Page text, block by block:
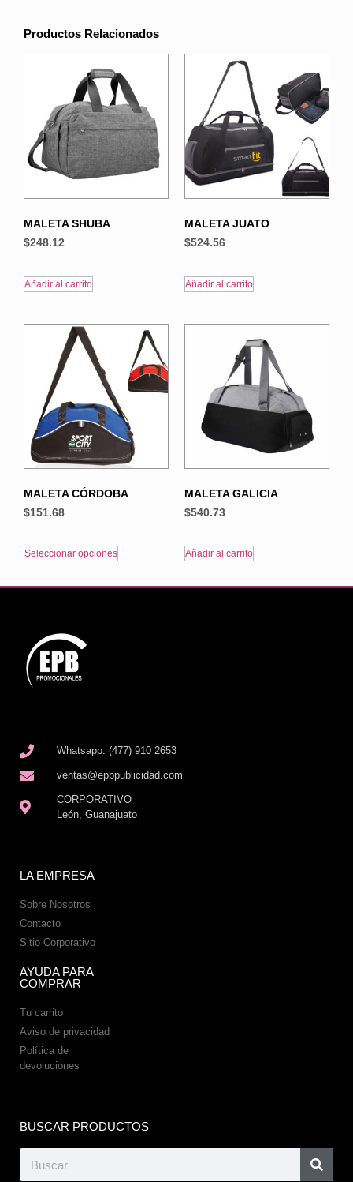
Productos Relacionados
MALETA SHUBA
$248.12
Añadir al carrito
MALETA JUATO
$524.56
Añadir al carrito
MALETA CÓRDOBA
$151.68
Seleccionar opciones
MALETA GALICIA
$540.73
Añadir al carrito
Whatsapp: (477) 910 2653
ventas@epbpublicidad.com
CORPORATIVO
León, Guanajuato
LA EMPRESA
Sobre Nosotros
Contacto
Sitio Corporativo
AYUDA PARA
COMPRAR
Tu carrito
Aviso de privacidad
Política de
devoluciones
BUSCAR PRODUCTOS